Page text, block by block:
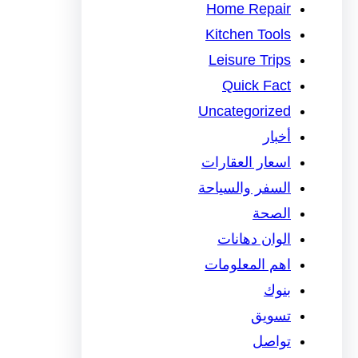
Home Repair
Kitchen Tools
Leisure Trips
Quick Fact
Uncategorized
أخبار
اسعار العقارات
السفر والسياحة
الصحة
الوان دهانات
اهم المعلومات
بنوك
تسويق
تواصل